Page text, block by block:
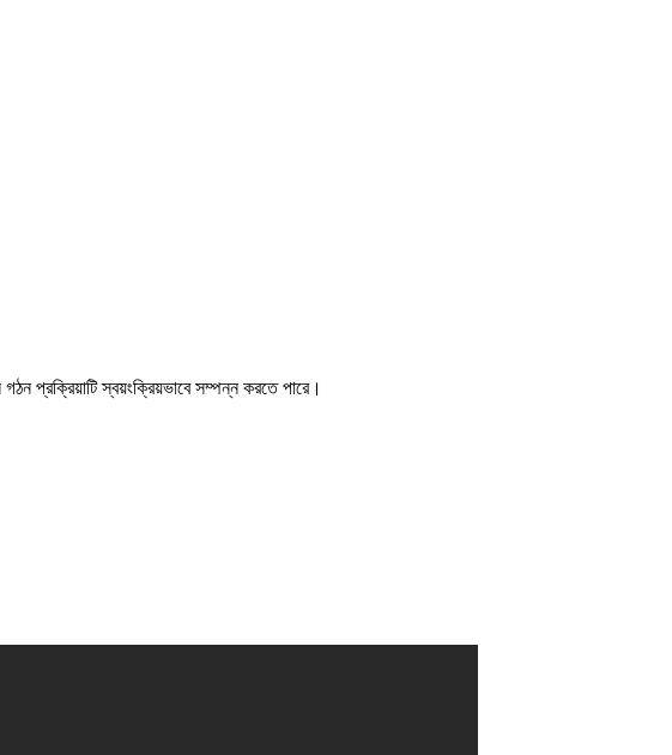
প্রক্রিয়াটি স্বয়ংক্রিয়ভাবে সম্পন্ন করতে পারে।